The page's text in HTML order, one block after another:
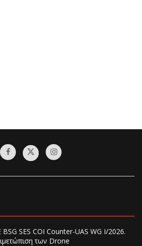
SES COI Counter-UAS WG I/2026.
των Drone